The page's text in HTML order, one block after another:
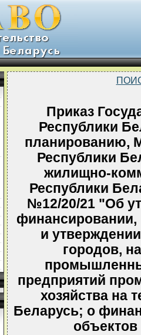
Приказ
Республики
планированию,
Республики
жилищно-
Республики
№12/20/21 "Об
финансировании,
и
городов,
предприятий
хозяйства на
Беларусь; о